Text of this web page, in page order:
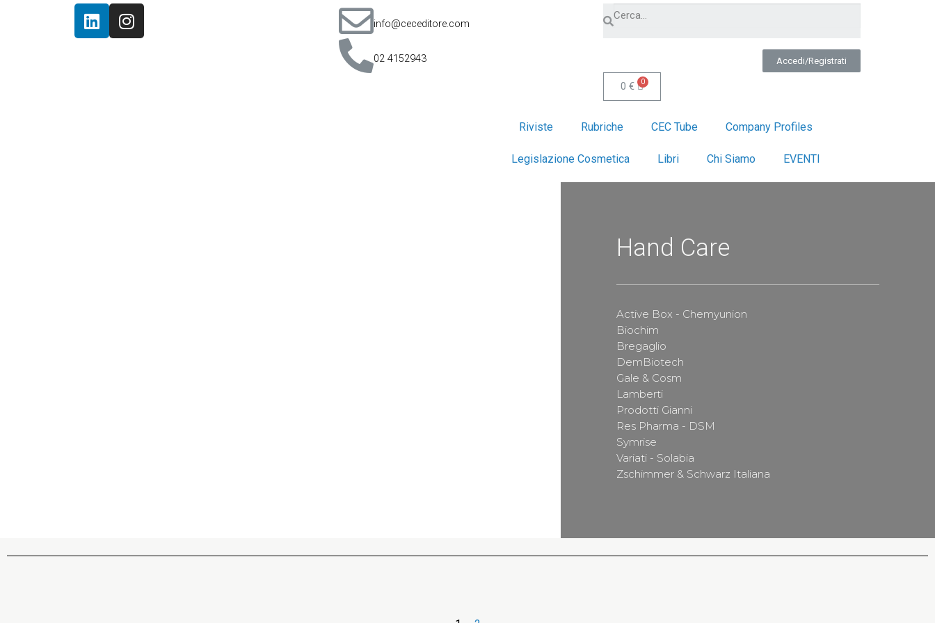
info@ceceditore.com
02 4152943 Accedi/Registrati
0 €
Riviste Rubriche CEC Tube Company Profiles
Legislazione Cosmetica Libri Chi Siamo EVENTI
Hand Care
Active Box - Chemyunion
Biochim
Bregaglio
DemBiotech
Gale & Cosm
Lamberti
Prodotti Gianni
Res Pharma - DSM
Symrise
Variati - Solabia
Zschimmer & Schwarz Italiana